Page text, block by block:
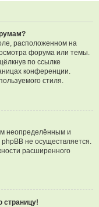
расположенном на
форума или темы.
по ссылке
конференции.
стиля.
неопределённым и
не осуществляется.
расширенного
страницу!